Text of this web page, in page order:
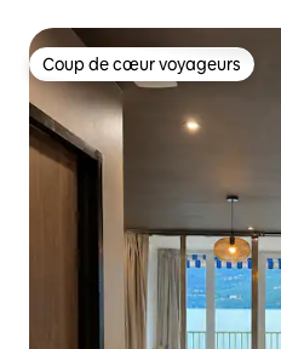
Coup de cœur voyageurs
Coup de cœur voyageurs